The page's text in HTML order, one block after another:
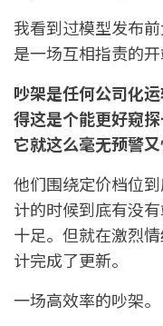
我看到过模型发布
是一场互相指责的开
吵架是任何公司化
得这是个能更好窥
它就这么毫无预警
他们围绕定价档位
计的时候到底有没
十足。但就在激烈
计完成了更新。
一场高效率的吵架。